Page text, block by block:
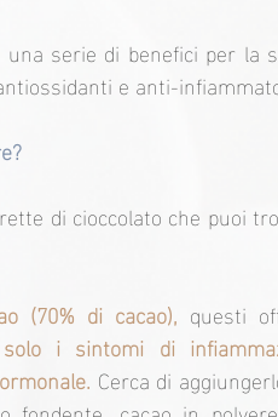
serie di benefici per la
e anti-
di cioccolato che puoi
(70% di cacao), questi
i sintomi di
Cerca di